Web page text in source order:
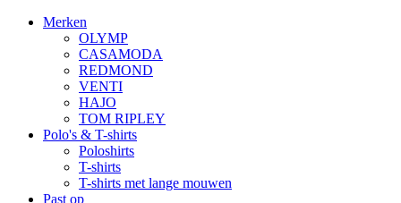
Merken
OLYMP
CASAMODA
REDMOND
VENTI
HAJO
TOM RIPLEY
Polo's & T-shirts
Poloshirts
T-shirts
T-shirts met lange mouwen
Past op